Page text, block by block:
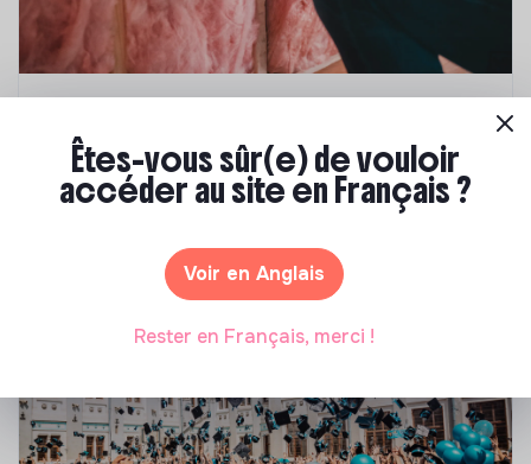
Top 8 des formations en rénovation
énergétique des bâtiments
Êtes-vous sûr(e) de vouloir
accéder au site en Français ?
Voir en Anglais
Rester en Français, merci !